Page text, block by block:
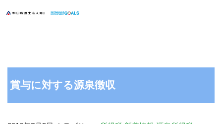
賞与に対する源泉徴収